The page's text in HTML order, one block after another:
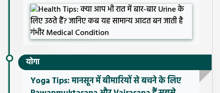
योगा
Yoga Tips: मानसून में बीमारियों से बचने के लिए